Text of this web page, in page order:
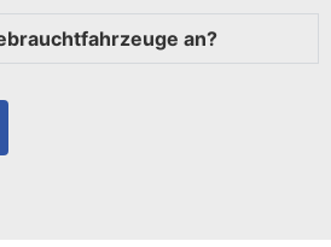
an?